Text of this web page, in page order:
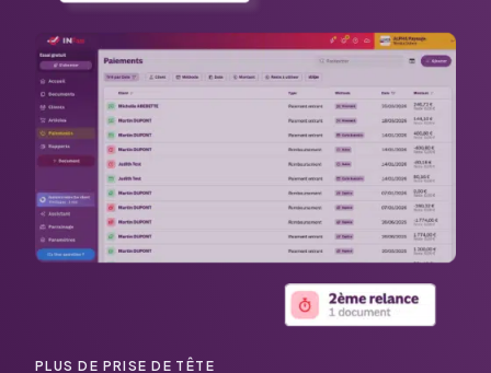
PLUS DE PRISE DE TÊTE